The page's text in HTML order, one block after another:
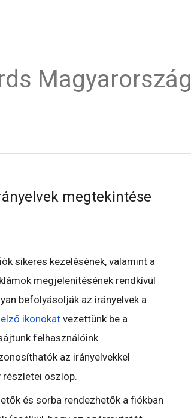
Magyarország
megtekintése
sikeres kezelésének, valamint a
megjelenítésének rendkívül
befolyásolják az irányelvek a
ikonokat vezettünk be a
felhasználóink
az irányelvekkel
részletei oszlop.
és sorba rendezhetők a fiókban